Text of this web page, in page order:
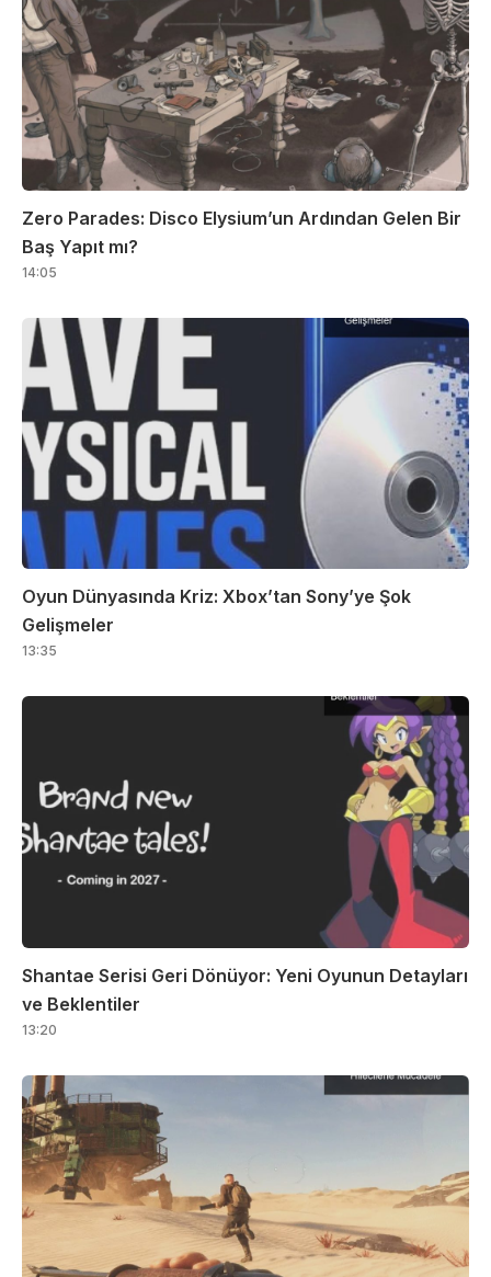
Zero Parades: Disco Elysium’un Ardından Gelen Bir
Baş Yapıt mı?
14:05
Oyun Dünyasında Kriz: Xbox’tan Sony’ye Şok
Gelişmeler
13:35
Shantae Serisi Geri Dönüyor: Yeni Oyunun Detayları
ve Beklentiler
13:20